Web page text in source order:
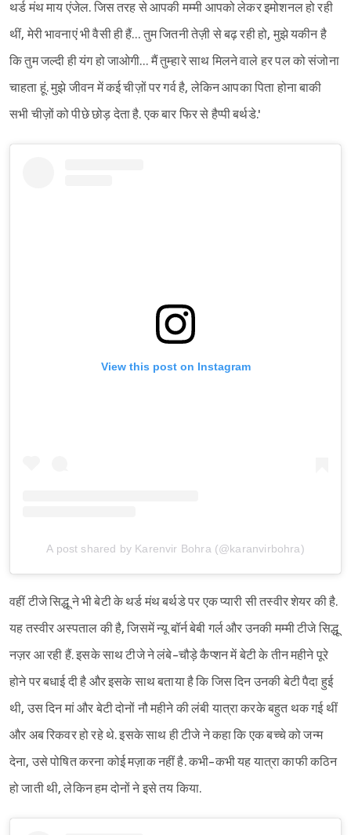
थर्ड मंथ माय एंजेल. जिस तरह से आपकी मम्मी आपको लेकर इमोशनल हो रही
थीं, मेरी भावनाएं भी वैसी ही हैं… तुम जितनी तेज़ी से बढ़ रही हो, मुझे यकीन है
कि तुम जल्दी ही यंग हो जाओगी… मैं तुम्हारे साथ मिलने वाले हर पल को संजोना
चाहता हूं. मुझे जीवन में कई चीज़ों पर गर्व है, लेकिन आपका पिता होना बाकी
सभी चीज़ों को पीछे छोड़ देता है. एक बार फिर से हैप्पी बर्थडे.'
View this post on Instagram
A post shared by Karenvir Bohra (@karanvirbohra)
वहीं टीजे सिद्धू ने भी बेटी के थर्ड मंथ बर्थडे पर एक प्यारी सी तस्वीर शेयर की है.
यह तस्वीर अस्पताल की है, जिसमें न्यू बॉर्न बेबी गर्ल और उनकी मम्मी टीजे सिद्धू
नज़र आ रही हैं. इसके साथ टीजे ने लंबे-चौड़े कैप्शन में बेटी के तीन महीने पूरे
होने पर बधाई दी है और इसके साथ बताया है कि जिस दिन उनकी बेटी पैदा हुई
थी, उस दिन मां और बेटी दोनों नौ महीने की लंबी यात्रा करके बहुत थक गई थीं
और अब रिकवर हो रहे थे. इसके साथ ही टीजे ने कहा कि एक बच्चे को जन्म
देना, उसे पोषित करना कोई मज़ाक नहीं है. कभी-कभी यह यात्रा काफी कठिन
हो जाती थी, लेकिन हम दोनों ने इसे तय किया.